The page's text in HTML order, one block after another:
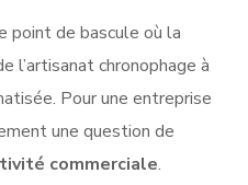
point de bascule où la
l’artisanat chronophage à
Pour une entreprise
une question de
commerciale.